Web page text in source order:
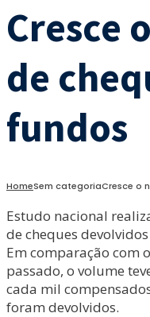
Cresce
de
fundos
HomeSem categoriaCresce o
Estudo nacional
de cheques
Em comparação com
passado, o volume
cada mil
foram devolvidos.